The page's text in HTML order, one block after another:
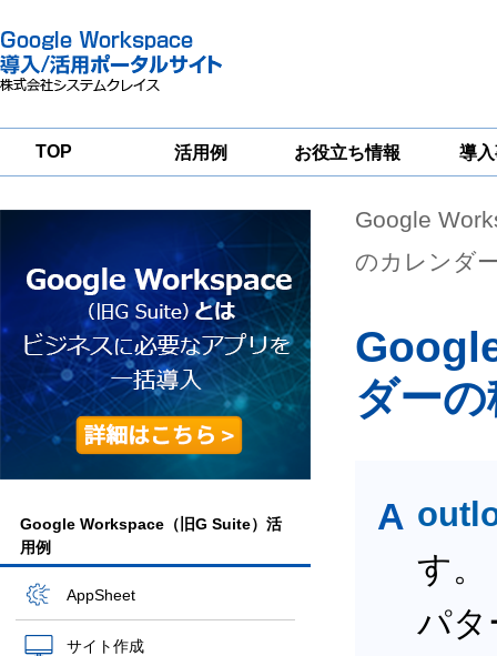
TOP 活用例 お役立ち情報
一
導
グループウェア
移行支援
Google
Workspace
対策サービス
Google Workspace（旧G Suite）活
用例
AppSheet
サイト作成
Google
のカレンダ
ダー
A
す。
パタ